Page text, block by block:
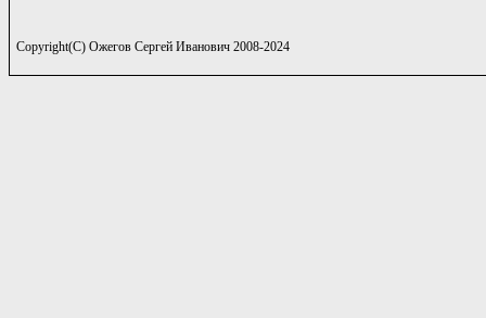
Copyright(C) Ожегов Сергей Иванович 2008-2024